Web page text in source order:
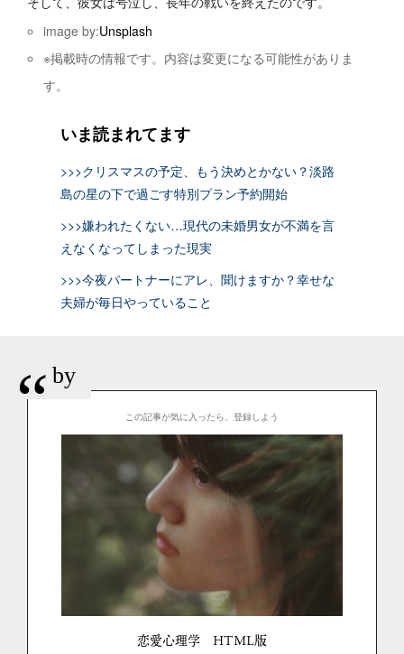
image by:Unsplash
※掲載時の情報です。内容は変更になる可能性がありま
す。
いま読まれてます
>>>クリスマスの予定、もう決めとかない？淡路
島の星の下で過ごす特別プラン予約開始
>>>嫌われたくない…現代の未婚男女が不満を言
えなくなってしまった現実
>>>今夜パートナーにアレ、聞けますか？幸せな
夫婦が毎日やっていること
“ by
この記事が気に入ったら、登録しよう
恋愛心理学 HTML版